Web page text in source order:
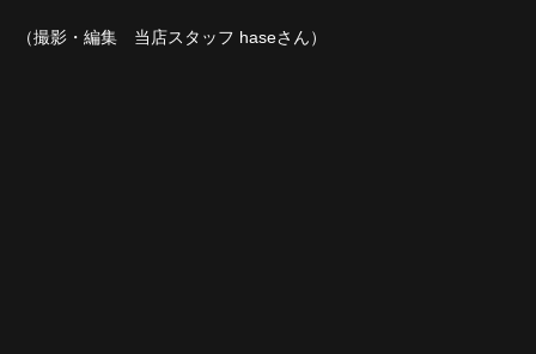
（撮影・編集 当店スタッフ haseさん）